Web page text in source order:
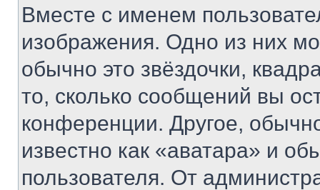
Вместе с именем
изображения. Одно из них
обычно это звёздочки,
то, сколько сообщений вы
конференции. Другое,
известно как «аватара» и
пользователя. От